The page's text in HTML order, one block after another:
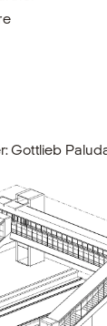
Gottlieb